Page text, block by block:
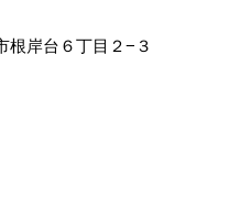
岸台６丁目２−３